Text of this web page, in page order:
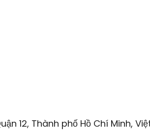
12, Thành phố Hồ Chí Minh,